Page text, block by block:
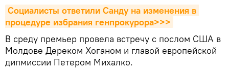
Социалисты ответили Санду на изменения в
процедуре избрания генпрокурора>>>
В среду премьер провела встречу с послом США в
Молдове Дереком Хоганом и главой европейской
дипмиссии Петером Михалко.